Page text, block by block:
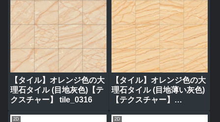
【タイル】オレンジ色の大
理石タイル (目地灰色)【テ
クスチャー】 tile_0316
【タイル】オレンジ色の大
理石タイル (目地薄い灰色)
【テクスチャー】
2D 2D